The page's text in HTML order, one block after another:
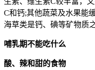
C和钙;其他蔬菜及水果能
海草类是钙、碘等矿物质
哺乳期不能吃什么
酸、辣和甜的食物